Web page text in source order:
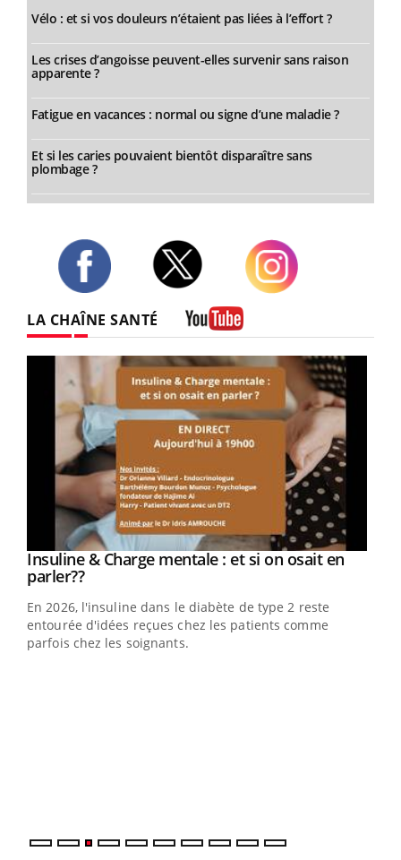
Vélo : et si vos douleurs n’étaient pas liées à l’effort ?
Les crises d’angoisse peuvent-elles survenir sans raison
apparente ?
Fatigue en vacances : normal ou signe d’une maladie ?
Et si les caries pouvaient bientôt disparaître sans
plombage ?
LA CHAÎNE SANTÉ
Youtube
Insuline & Charge mentale : et si on osait en
parler??Youtube
En 2026, l'insuline dans le diabète de type 2 reste
entourée d'idées reçues chez les patients comme
parfois chez les soignants.